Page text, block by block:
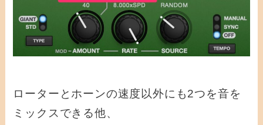
ローターとホーンの速度以外にも2つを音を
ミックスできる他、